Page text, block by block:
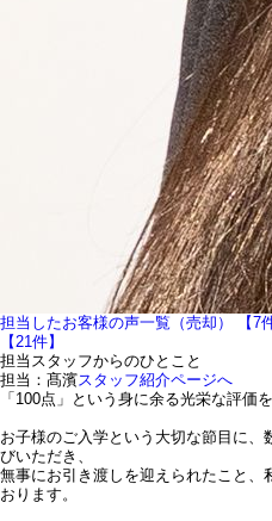
担当したお客様の声一覧（売却） 【7件
【21件】
担当スタッフからのひとこと
担当：髙濱スタッフ紹介ページへ
「100点」という身に余る光栄な評価
お子様のご入学という大切な節目に
びいただき、
無事にお引き渡しを迎えられたこと
おります。